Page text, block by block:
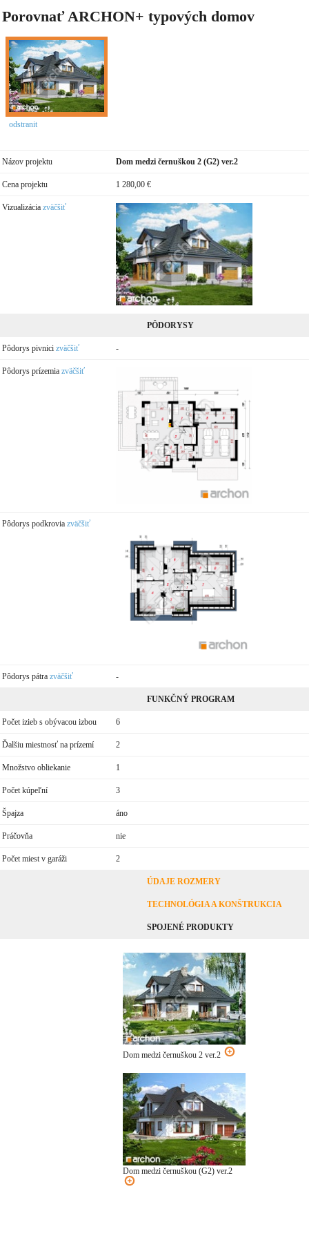
Porovnať ARCHON+ typových domov
odstranit
Názov projektu Dom medzi černuškou 2 (G2) ver.2
Cena projektu 1 280,00 €
Vizualizácia zväčšiť
PÔDORYSY
Pôdorys pivnici zväčšiť -
Pôdorys prízemia zväčšiť
Pôdorys podkrovia zväčšiť
Pôdorys pátra zväčšiť -
FUNKČNÝ PROGRAM
Počet izieb s obývacou izbou 6
Ďalšiu miestnosť na prízemí 2
Množstvo obliekanie 1
Počet kúpeľní 3
Špajza áno
Práčovňa nie
Počet miest v garáži 2
ÚDAJE ROZMERY
TECHNOLÓGIA A KONŠTRUKCIA
SPOJENÉ PRODUKTY
Dom medzi černuškou 2 ver.2
Dom medzi černuškou (G2) ver.2